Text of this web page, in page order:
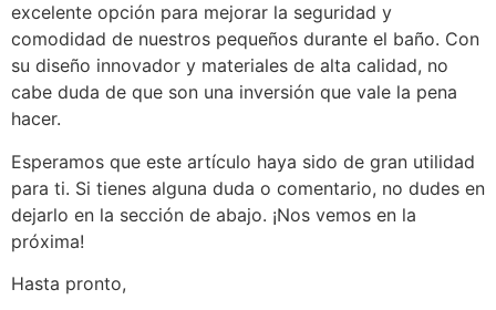
excelente opción para mejorar la seguridad y
comodidad de nuestros pequeños durante el baño. Con
su diseño innovador y materiales de alta calidad, no
cabe duda de que son una inversión que vale la pena
hacer.
Esperamos que este artículo haya sido de gran utilidad
para ti. Si tienes alguna duda o comentario, no dudes en
dejarlo en la sección de abajo. ¡Nos vemos en la
próxima!
Hasta pronto,